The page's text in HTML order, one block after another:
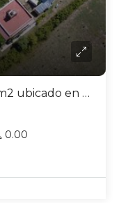
Terreno en venta de 2030m2 ubicado en Capiz- San Carlos
0.00